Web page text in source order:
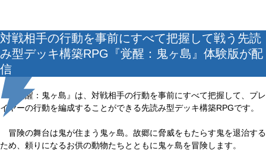
対戦相手の行動を事前にすべて把握して戦う先読
み型デッキ構築RPG『覚醒：鬼ヶ島』体験版が配
信
『覚醒：鬼ヶ島』は、対戦相手の行動を事前にすべて把握して、プレ
イヤーの行動を編成することができる先読み型デッキ構築RPGです。
冒険の舞台は鬼が住まう鬼ヶ島。故郷に脅威をもたらす鬼を退治する
ため、頼りになるお供の動物たちとともに鬼ヶ島を冒険します。